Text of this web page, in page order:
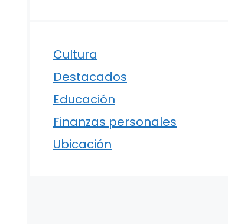
Cultura
Destacados
Educación
Finanzas personales
Ubicación